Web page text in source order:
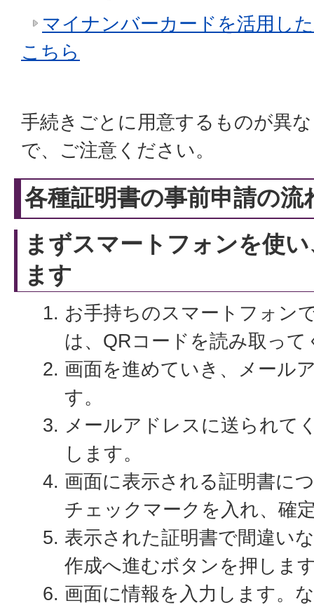
マイナンバーカードを活用し
こちら
手続きごとに用意するものが異
で、ご注意ください。
各種証明書の事前申請の流
まずスマートフォンを使
ます
お手持ちのスマートフォン
は、QRコードを読み取って
画面を進めていき、メール
す。
メールアドレスに送られて
します。
画面に表示される証明書に
チェックマークを入れ、確
表示された証明書で間違い
作成へ進むボタンを押しま
画面に情報を入力します。